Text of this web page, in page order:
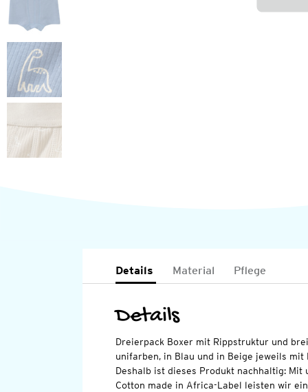
Details Material Pflege
Details
Dreierpack Boxer mit Rippstruktur und
unifarben, in Blau und in Beige jeweils
Deshalb ist dieses Produkt nachhaltig: Mit
Cotton made in Africa-Label leisten wir